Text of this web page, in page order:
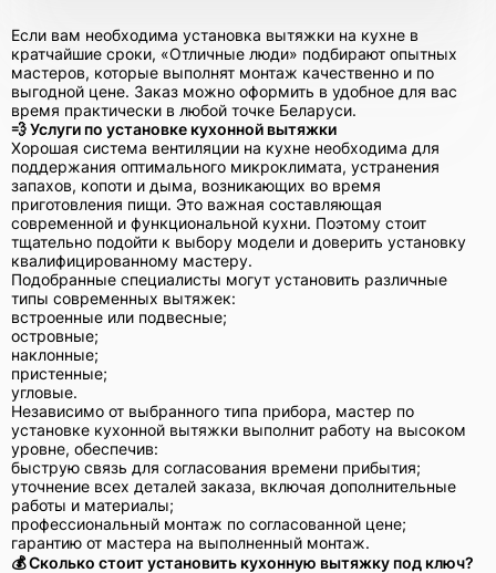
Если вам необходима установка вытяжки на кухне в
кратчайшие сроки, «Отличные люди» подбирают опытных
мастеров, которые выполнят монтаж качественно и по
выгодной цене. Заказ можно оформить в удобное для вас
время практически в любой точке Беларуси.
💨 Услуги по установке кухонной вытяжки
Хорошая система вентиляции на кухне необходима для
поддержания оптимального микроклимата, устранения
запахов, копоти и дыма, возникающих во время
приготовления пищи. Это важная составляющая
современной и функциональной кухни. Поэтому стоит
тщательно подойти к выбору модели и доверить установку
квалифицированному мастеру.
Подобранные специалисты могут установить различные
типы современных вытяжек:
встроенные или подвесные;
островные;
наклонные;
пристенные;
угловые.
Независимо от выбранного типа прибора, мастер по
установке кухонной вытяжки выполнит работу на высоком
уровне, обеспечив:
быструю связь для согласования времени прибытия;
уточнение всех деталей заказа, включая дополнительные
работы и материалы;
профессиональный монтаж по согласованной цене;
гарантию от мастера на выполненный монтаж.
💰 Сколько стоит установить кухонную вытяжку под ключ?